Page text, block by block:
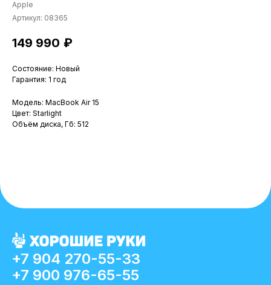
Apple
Артикул: 08365
149 990 ₽
Состояние: Новый
Гарантия: 1 год
Модель: MacBook Air 15
Цвет: Starlight
Объём диска, Гб: 512
+7 904 270-55-33
+7 900 976-65-55